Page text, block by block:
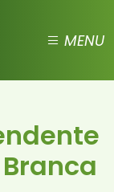
MENU